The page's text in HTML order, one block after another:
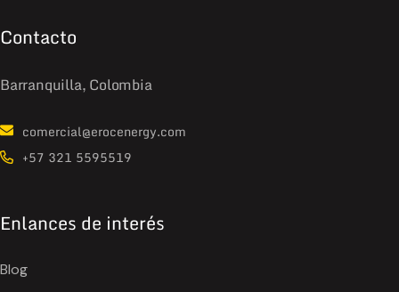
Contacto
Barranquilla, Colombia
comercial@erocenergy.com
+57 321 5595519
Enlances de interés
Blog